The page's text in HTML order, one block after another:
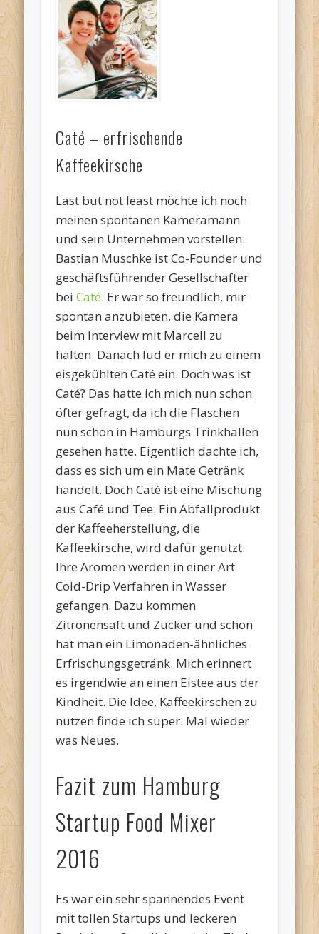
Caté – erfrischende
Kaffeekirsche
Last but not least möchte ich noch
meinen spontanen Kameramann
und sein Unternehmen vorstellen:
Bastian Muschke ist Co-Founder und
geschäftsführender Gesellschafter
beiCaté. Er war so freundlich, mir
spontan anzubieten, die Kamera
beim Interview mit Marcell zu
halten. Danach lud er mich zu einem
eisgekühlten Caté ein. Doch was ist
Caté? Das hatte ich mich nun schon
öfter gefragt, da ich die Flaschen
nun schon in Hamburgs Trinkhallen
gesehen hatte. Eigentlich dachte ich,
dass es sich um ein Mate Getränk
handelt. Doch Caté ist eine Mischung
aus Café und Tee: Ein Abfallprodukt
der Kaffeeherstellung, die
Kaffeekirsche, wird dafür genutzt.
Ihre Aromen werden in einer Art
Cold-Drip Verfahren in Wasser
gefangen. Dazu kommen
Zitronensaft und Zucker und schon
hat man ein Limonaden-ähnliches
Erfrischungsgetränk. Mich erinnert
es irgendwie an einen Eistee aus der
Kindheit. Die Idee, Kaffeekirschen zu
nutzen finde ich super. Mal wieder
was Neues.
Fazit zum Hamburg
Startup Food Mixer
2016
Es war ein sehr spannendes Event
mit tollen Startups und leckeren